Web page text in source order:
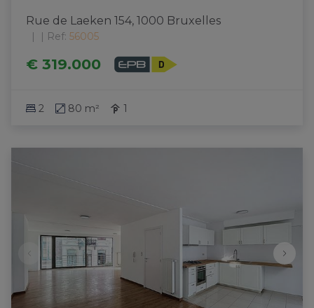
Rue de Laeken 154, 1000 Bruxelles
Ref: 56005
€ 319.000
2 80 m² 1